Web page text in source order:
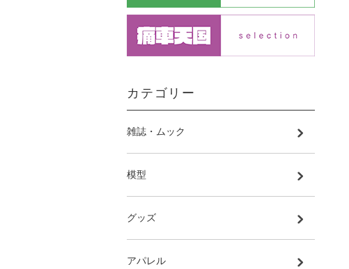
カテゴリー
雑誌・ムック
模型
グッズ
アパレル